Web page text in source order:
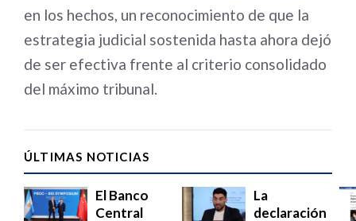
en los hechos, un reconocimiento de que la
estrategia judicial sostenida hasta ahora dejó
de ser efectiva frente al criterio consolidado
del máximo tribunal.
ÚLTIMAS NOTICIAS
El Banco
Central
La
declaración